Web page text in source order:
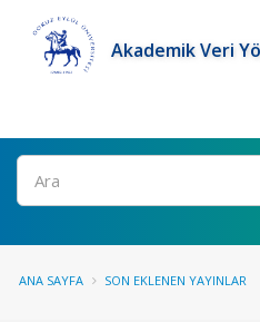
Akademik Veri
Ara
ANA SAYFA SON EKLENEN YAYINLAR